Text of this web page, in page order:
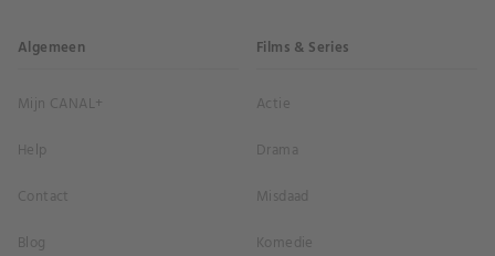
Algemeen
Mijn CANAL+
Help
Contact
Blog
Films & Series
Actie
Drama
Misdaad
Komedie